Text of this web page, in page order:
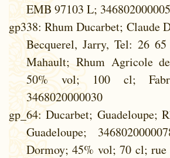
EMB 97103 L;
gp338: Rhum Ducarbet; Claude
Becquerel, Jarry, Tel: 26
Mahault; Rhum Agricole
50% vol; 100 cl;
3468020000030
gp_64: Ducarbet; Guadeloupe;
Guadeloupe;
Dormoy; 45% vol; 70 cl; rue